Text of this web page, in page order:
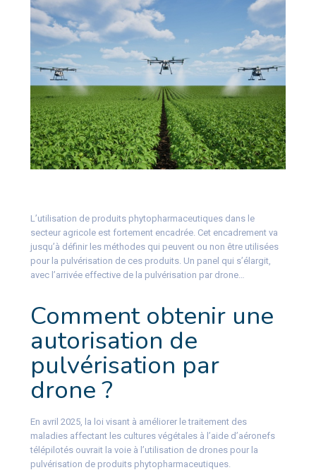
L’utilisation de produits phytopharmaceutiques dans le
secteur agricole est fortement encadrée. Cet encadrement va
jusqu’à définir les méthodes qui peuvent ou non être utilisées
pour la pulvérisation de ces produits. Un panel qui s’élargit,
avec l’arrivée effective de la pulvérisation par drone…
Comment obtenir une
autorisation de
pulvérisation par
drone ?
En avril 2025, la loi visant à améliorer le traitement des
maladies affectant les cultures végétales à l’aide d’aéronefs
télépilotés ouvrait la voie à l’utilisation de drones pour la
pulvérisation de produits phytopharmaceutiques.